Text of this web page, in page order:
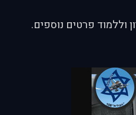
וללמוד פרטים נוספים.